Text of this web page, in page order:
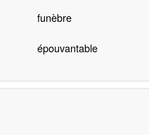
funèbre
épouvantable